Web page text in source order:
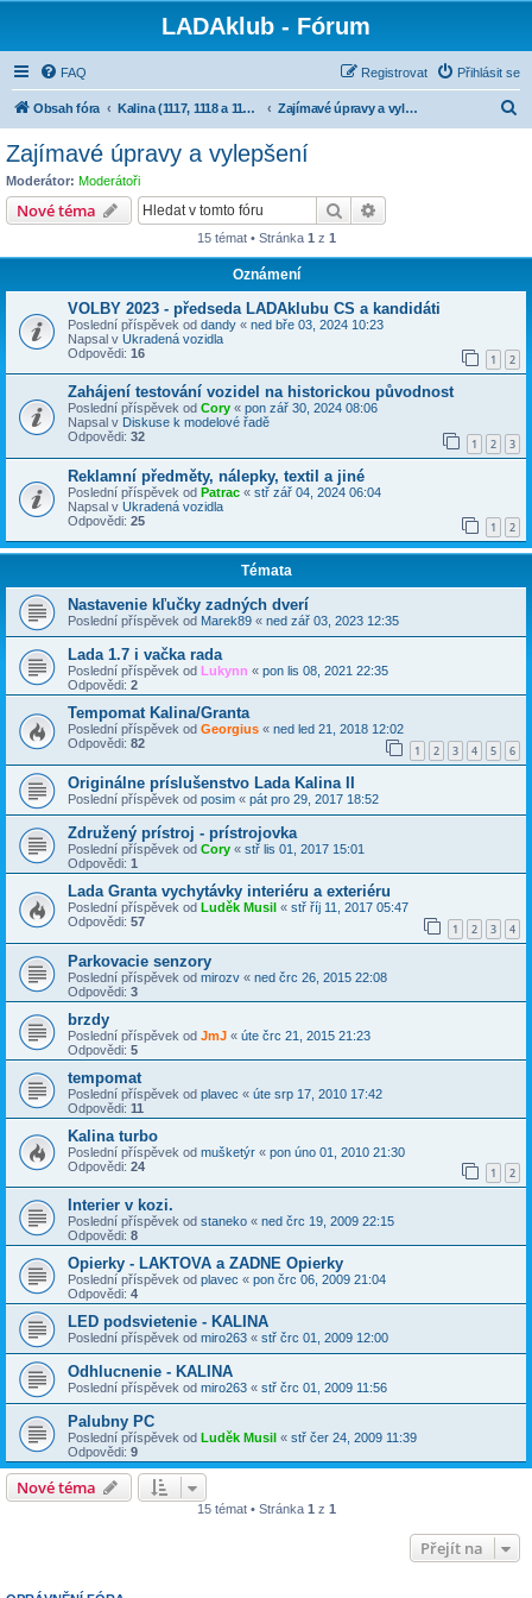
LADAklub - Fórum
FAQ Přihlásit se
Registrovat
Obsah fóra Kalina (1117, 1118 a 1119), Granta (2190), Kalina II (2192, 2194) Zajímavé úpravy a vylepšení
Zajímavé úpravy a vylepšení
Moderátor: Moderátoři
Nové téma Hledat
15 témat • Stránka 1 z 1
Oznámení
VOLBY 2023 - předseda LADAklubu CS a kandidáti
Poslední příspěvek od dandy « ned bře 03, 2024 10:23
Napsal v Ukradená vozidla
Odpovědi: 16 1 2
Zahájení testování vozidel na historickou původnost
Poslední příspěvek od Cory « pon zář 30, 2024 08:06
Napsal v Diskuse k modelové řadě
Odpovědi: 32 1 2 3
Reklamní předměty, nálepky, textil a jiné
Poslední příspěvek od Patrac « stř zář 04, 2024 06:04
Napsal v Ukradená vozidla
Odpovědi: 25 1 2
Témata
Nastavenie kľučky zadných dverí
Poslední příspěvek od Marek89 « ned zář 03, 2023 12:35
Lada 1.7 i vačka rada
Poslední příspěvek od Lukynn « pon lis 08, 2021 22:35
Odpovědi: 2
Tempomat Kalina/Granta
Poslední příspěvek od Georgius « ned led 21, 2018 12:02
Odpovědi: 82 1 2 3 4 5 6
Originálne príslušenstvo Lada Kalina II
Poslední příspěvek od posim « pát pro 29, 2017 18:52
Združený prístroj - prístrojovka
Poslední příspěvek od Cory « stř lis 01, 2017 15:01
Odpovědi: 1
Lada Granta vychytávky interiéru a exteriéru
Poslední příspěvek od Luděk Musil « stř říj 11, 2017 05:47
Odpovědi: 57 1 2 3 4
Parkovacie senzory
Poslední příspěvek od mirozv « ned črc 26, 2015 22:08
Odpovědi: 3
brzdy
Poslední příspěvek od JmJ « úte črc 21, 2015 21:23
Odpovědi: 5
tempomat
Poslední příspěvek od plavec « úte srp 17, 2010 17:42
Odpovědi: 11
Kalina turbo
Poslední příspěvek od mušketýr « pon úno 01, 2010 21:30
Odpovědi: 24 1 2
Interier v kozi.
Poslední příspěvek od staneko « ned črc 19, 2009 22:15
Odpovědi: 8
Opierky - LAKTOVA a ZADNE Opierky
Poslední příspěvek od plavec « pon črc 06, 2009 21:04
Odpovědi: 4
LED podsvietenie - KALINA
Poslední příspěvek od miro263 « stř črc 01, 2009 12:00
Odhlucnenie - KALINA
Poslední příspěvek od miro263 « stř črc 01, 2009 11:56
Palubny PC
Poslední příspěvek od Luděk Musil « stř čer 24, 2009 11:39
Odpovědi: 9
Nové téma
15 témat • Stránka 1 z 1
Přejít na